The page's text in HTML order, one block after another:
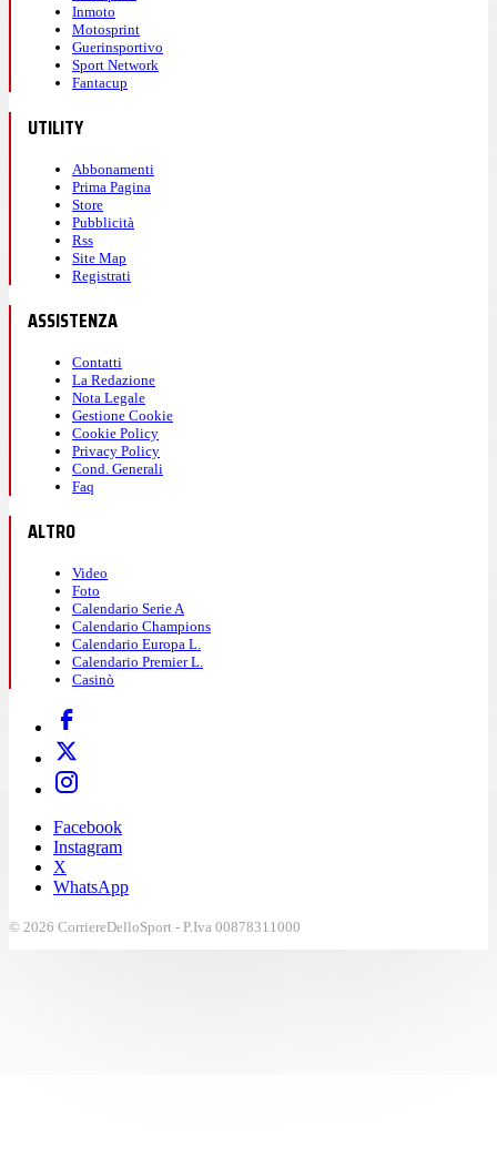
Inmoto
Motosprint
Guerinsportivo
Sport Network
Fantacup
UTILITY
Abbonamenti
Prima Pagina
Store
Pubblicità
Rss
Site Map
Registrati
ASSISTENZA
Contatti
La Redazione
Nota Legale
Gestione Cookie
Cookie Policy
Privacy Policy
Cond. Generali
Faq
ALTRO
Video
Foto
Calendario Serie A
Calendario Champions
Calendario Europa L.
Calendario Premier L.
Casinò
Facebook
Instagram
X
WhatsApp
© 2026 CorriereDelloSport - P.Iva 00878311000